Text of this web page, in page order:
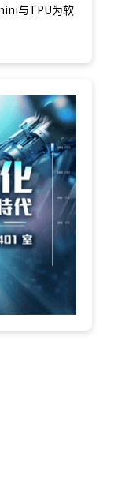
与TPU为软